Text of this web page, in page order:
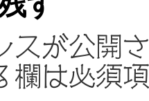
スが公開
欄は必須